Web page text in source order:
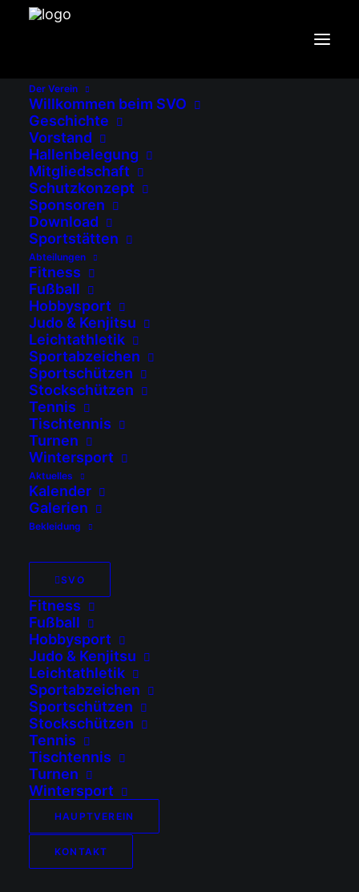
Der Verein
Willkommen beim SVO
Geschichte
Vorstand
Hallenbelegung
Mitgliedschaft
Schutzkonzept
Sponsoren
Download
Sportstätten
Abteilungen
Fitness
Fußball
Hobbysport
Judo & Kenjitsu
Leichtathletik
Sportabzeichen
Sportschützen
Stockschützen
Tennis
Tischtennis
Turnen
Wintersport
Aktuelles
Kalender
Galerien
Bekleidung
SVO
Fitness
Fußball
Hobbysport
Judo & Kenjitsu
Leichtathletik
Sportabzeichen
Sportschützen
Stockschützen
Tennis
Tischtennis
Turnen
Wintersport
HAUPTVEREIN
KONTAKT
Trainer 2. Mannschaft
Leider nichts gefunden.
It seems we can’t find what you’re looking
for. Perhaps searching can help.
SV Ostermünchen e.V.
zu uns kommen...
Sportanlage Ostermünchen
Berg 30, 83104 Tuntenhausen